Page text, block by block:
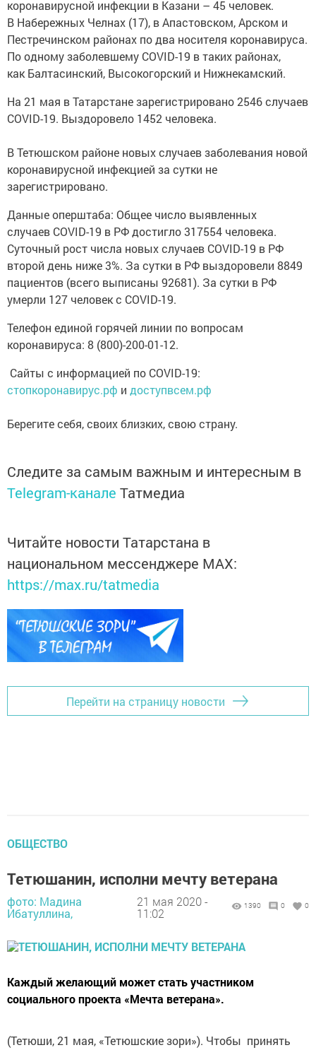
коронавирусной инфекции в Казани – 45 человек.
В Набережных Челнах (17), в Апастовском, Арском и
Пестречинском районах по два носителя коронавируса.
По одному заболевшему COVID-19 в таких районах,
как Балтасинский, Высокогорский и Нижнекамский.
На 21 мая в Татарстане зарегистрировано 2546 случаев
COVID-19. Выздоровело 1452 человека.
В Тетюшском районе новых случаев заболевания новой
коронавирусной инфекцией за сутки не
зарегистрировано.
Данные оперштаба: Общее число выявленных
случаев COVID-19 в РФ достигло 317554 человека.
Суточный рост числа новых случаев COVID-19 в РФ
второй день ниже 3%. За сутки в РФ выздоровели 8849
пациентов (всего выписаны 92681). За сутки в РФ
умерли 127 человек с COVID-19.
Телефон единой горячей линии по вопросам
коронавируса: 8 (800)-200-01-12.
Сайты с информацией по COVID-19:
стопкоронавирус.рф и доступвсем.рф
Берегите себя, своих близких, свою страну.
Следите за самым важным и интересным в
Telegram-канале Татмедиа
Читайте новости Татарстана в
национальном мессенджере MАХ:
https://max.ru/tatmedia
Перейти на страницу новости
ОБЩЕСТВО
Тетюшанин, исполни мечту ветерана
фото: Мадина
Ибатуллина,
21 мая 2020 -
11:02
1390 0 0
Каждый желающий может стать участником
социального проекта «Мечта ветерана».
(Тетюши, 21 мая, «Тетюшские зори»). Чтобы принять